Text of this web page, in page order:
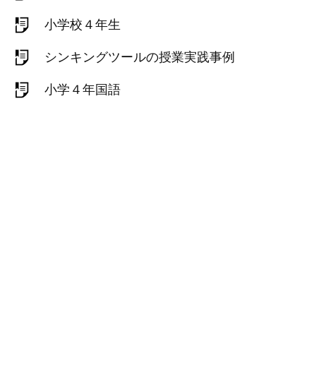
小学校４年生
シンキングツールの授業実践事例
小学４年国語